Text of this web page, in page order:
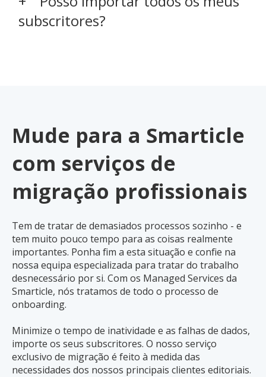
subscritores?
Mude para a Smarticle
com serviços de
migração profissionais
Tem de tratar de demasiados processos sozinho - e
tem muito pouco tempo para as coisas realmente
importantes. Ponha fim a esta situação e confie na
nossa equipa especializada para tratar do trabalho
desnecessário por si. Com os Managed Services da
Smarticle, nós tratamos de todo o processo de
onboarding.
Minimize o tempo de inatividade e as falhas de dados,
importe os seus subscritores. O nosso serviço
exclusivo de migração é feito à medida das
necessidades dos nossos principais clientes editoriais.